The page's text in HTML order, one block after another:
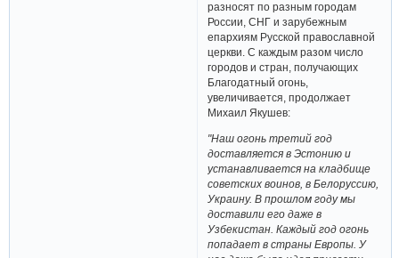
разносят по разным городам
России, СНГ и зарубежным
епархиям Русской православной
церкви. С каждым разом число
городов и стран, получающих
Благодатный огонь,
увеличивается, продолжает
Михаил Якушев:
"Наш огонь третий год
доставляется в Эстонию и
устанавливается на кладбище
советских воинов, в Белоруссию,
Украину. В прошлом году мы
доставили его даже в
Узбекистан. Каждый год огонь
попадает в страны Европы. У